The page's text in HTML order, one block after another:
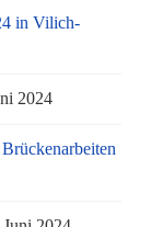
in Vilich-
2024